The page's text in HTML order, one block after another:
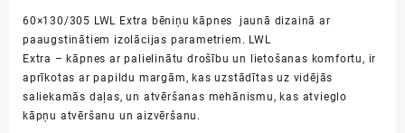
60×130/305 LWL Extra bēniņu kāpnes jaunā dizainā ar
paaugstinātiem izolācijas parametriem. LWL
Extra – kāpnes ar palielinātu drošību un lietošanas komfortu, ir
aprīkotas ar papildu margām, kas uzstādītas uz vidējās
saliekamās daļas, un atvēršanas mehānismu, kas atvieglo
kāpņu atvēršanu un aizvēršanu.